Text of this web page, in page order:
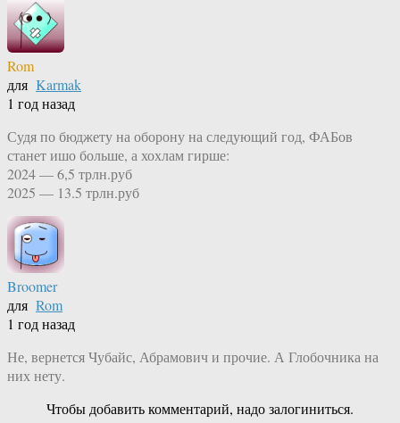
Rom
для Karmak
1 год назад
Судя по бюджету на оборону на следующий год, ФАБов
станет ишо больше, а хохлам гирше:
2024 — 6,5 трлн.руб
2025 — 13.5 трлн.руб
Broomer
для Rom
1 год назад
Не, вернется Чубайс, Абрамович и прочие. А Глобочника на
них нету.
Чтобы добавить комментарий, надо залогиниться.